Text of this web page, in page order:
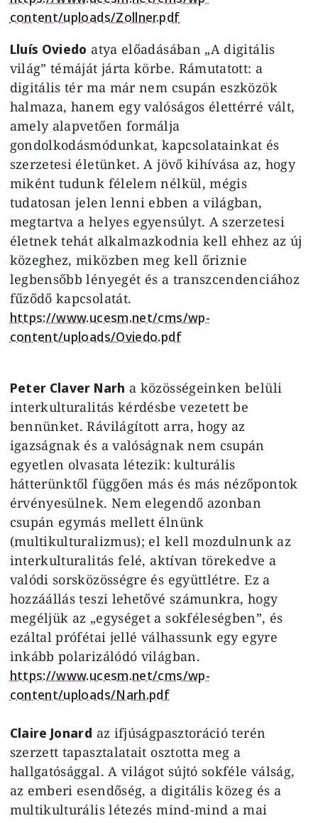
content/uploads/Zollner.pdf
Lluís Oviedo atya előadásában „A digitális
világ” témáját járta körbe. Rámutatott: a
digitális tér ma már nem csupán eszközök
halmaza, hanem egy valóságos élettérré vált,
amely alapvetően formálja
gondolkodásmódunkat, kapcsolatainkat és
szerzetesi életünket. A jövő kihívása az, hogy
miként tudunk félelem nélkül, mégis
tudatosan jelen lenni ebben a világban,
megtartva a helyes egyensúlyt. A szerzetesi
életnek tehát alkalmazkodnia kell ehhez az új
közeghez, miközben meg kell őriznie
legbensőbb lényegét és a transzcendenciához
fűződő kapcsolatát.
https://www.ucesm.net/cms/wp-
content/uploads/Oviedo.pdf
Peter Claver Narh a közösségeinken belüli
interkulturalitás kérdésbe vezetett be
bennünket. Rávilágított arra, hogy az
igazságnak és a valóságnak nem csupán
egyetlen olvasata létezik: kulturális
hátterünktől függően más és más nézőpontok
érvényesülnek. Nem elegendő azonban
csupán egymás mellett élnünk
(multikulturalizmus); el kell mozdulnunk az
interkulturalitás felé, aktívan törekedve a
valódi sorsközösségre és együttlétre. Ez a
hozzáállás teszi lehetővé számunkra, hogy
megéljük az „egységet a sokféleségben”, és
ezáltal prófétai jellé válhassunk egy egyre
inkább polarizálódó világban.
https://www.ucesm.net/cms/wp-
content/uploads/Narh.pdf
Claire Jonard az ifjúságpasztoráció terén
szerzett tapasztalatait osztotta meg a
hallgatósággal. A világot sújtó sokféle válság,
az emberi esendőség, a digitális közeg és a
multikulturális létezés mind-mind a mai